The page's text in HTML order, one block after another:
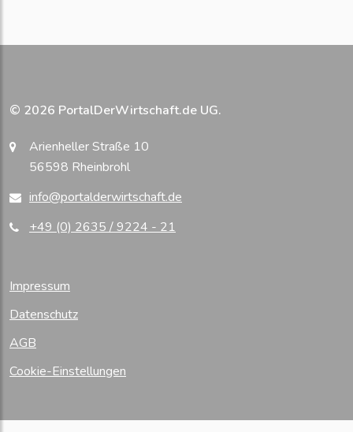
© 2026 PortalDerWirtschaft.de UG.
Arienheller Straße 10
56598 Rheinbrohl
info@portalderwirtschaft.de
+49 (0) 2635 / 9224 - 21
Impressum
Datenschutz
AGB
Cookie-Einstellungen